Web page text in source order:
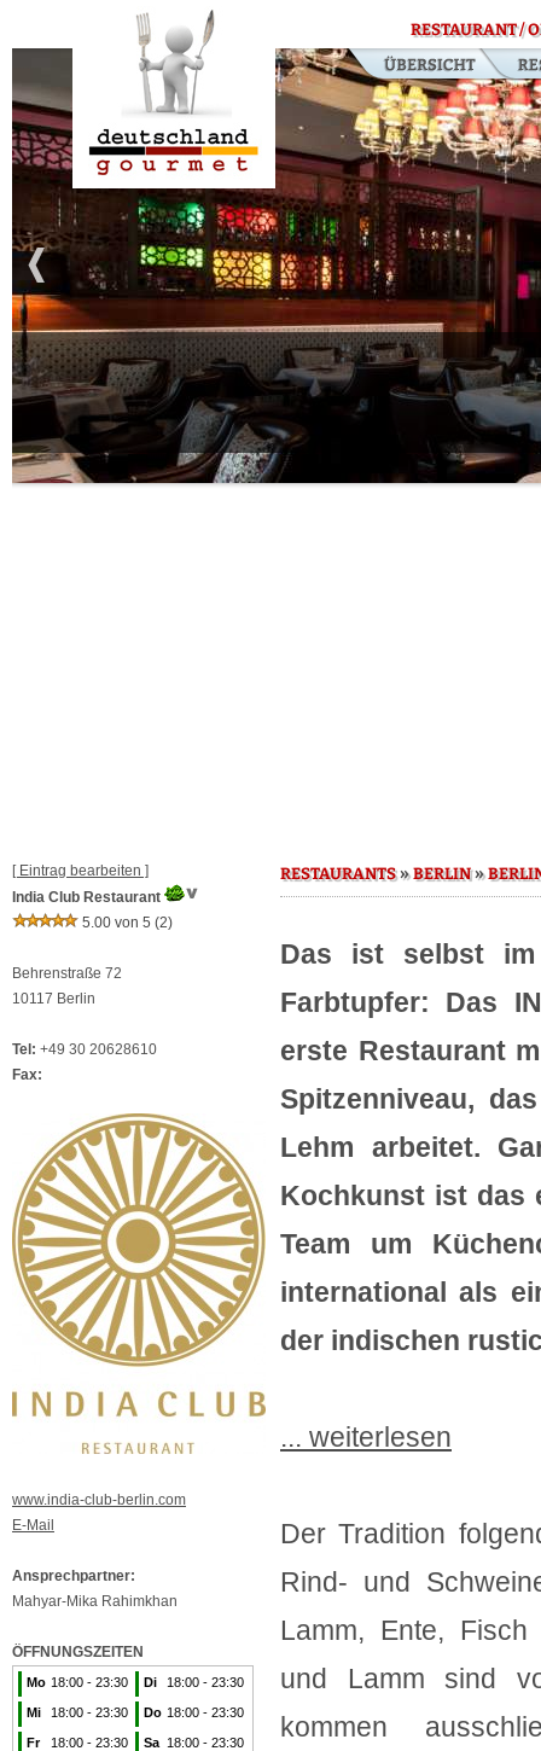
RESTAURANT /
[ Eintrag bearbeiten ]
India Club Restaurant
5.00 von 5 (2)
Behrenstraße 72
10117 Berlin
Tel: +49 30 20628610
Fax:
www.india-club-berlin.com
E-Mail
Ansprechpartner:
Mahyar-Mika Rahimkhan
ÖFFNUNGSZEITEN
Mo 18:00 - 23:30 Di 18:00 - 23:30
Mi 18:00 - 23:30 Do 18:00 - 23:30
Fr 18:00 - 23:30 Sa 18:00 - 23:30
RESTAURANTS»BERLIN»
Das ist selbst
Farbtupfer: Das
erste Restaurant
Spitzenniveau,
Lehm arbeitet.
Kochkunst ist das
Team um
international als
der indischen
... weiterlesen
Der Tradition
Rind- und
Lamm, Ente,
und Lamm sind
kommen